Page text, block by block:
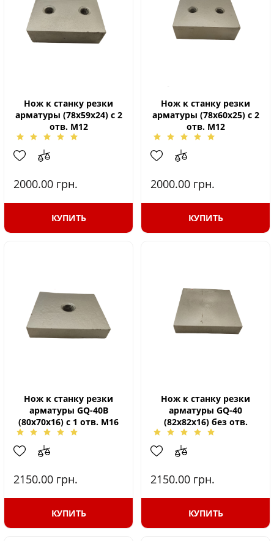
Нож к станку резки
арматуры (78х59х24) с 2
отв. М12
2000.00 грн.
КУПИТЬ
Нож к станку резки
арматуры (78х60х25) с 2
отв. М12
2000.00 грн.
КУПИТЬ
Нож к станку резки
арматуры GQ-40B
(80х70х16) c 1 отв. М16
2150.00 грн.
КУПИТЬ
Нож к станку резки
арматуры GQ-40
(82х82х16) без отв.
2150.00 грн.
КУПИТЬ